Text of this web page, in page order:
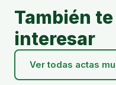
También
interesar
Ver todas actas